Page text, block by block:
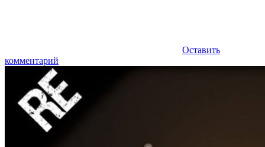
Оставить
комментарий